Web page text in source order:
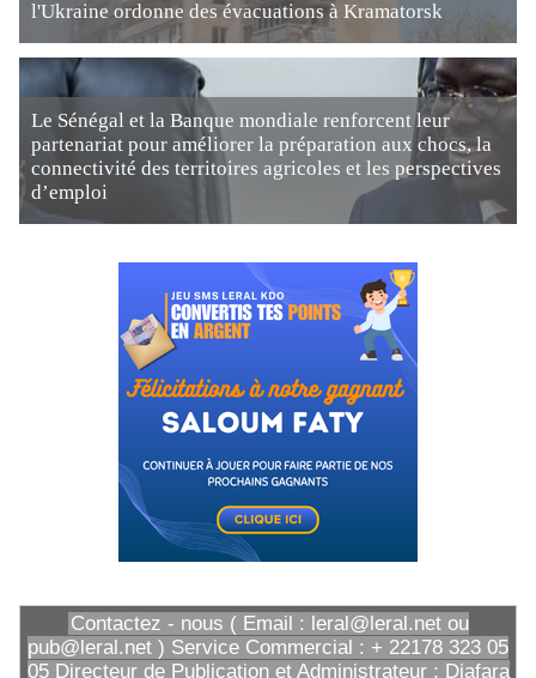
l'Ukraine ordonne des évacuations à Kramatorsk
Le Sénégal et la Banque mondiale renforcent leur
partenariat pour améliorer la préparation aux chocs, la
connectivité des territoires agricoles et les perspectives
d’emploi
Contactez - nous ( Email : leral@leral.net ou
pub@leral.net ) Service Commercial : + 22178 323 05
05 Directeur de Publication et Administrateur : Diafara